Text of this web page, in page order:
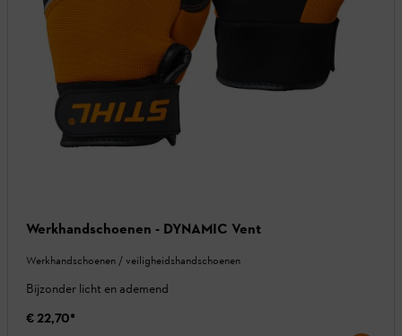
Werkhandschoenen - DYNAMIC Vent
Werkhandschoenen / veiligheidshandschoenen
Bijzonder licht en ademend
€ 22,70*